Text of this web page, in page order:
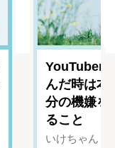
YouTuber
んだ時は
分の機嫌を
ること
いけちゃん（